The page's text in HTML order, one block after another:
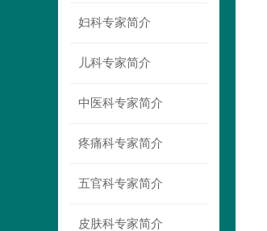
妇科专家简介
儿科专家简介
中医科专家简介
疼痛科专家简介
五官科专家简介
皮肤科专家简介